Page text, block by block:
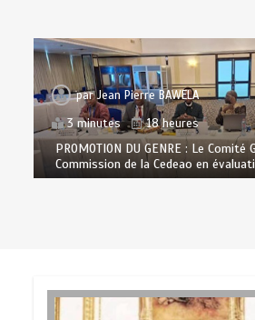
parJean Pierre BAWELA
3 minutes
18 heures
PROMOTION DU GENRE : Le Comité
Commission de la Cedeao en